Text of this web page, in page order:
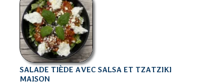
SALADE TIÈDE AVEC SALSA ET TZATZIKI
MAISON